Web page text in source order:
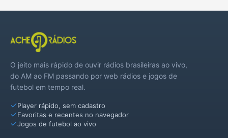
O jeito mais rápido de ouvir rádios brasileiras ao vivo,
do AM ao FM passando por web rádios e jogos de
futebol em tempo real.
Player rápido, sem cadastro
Favoritas e recentes no navegador
Jogos de futebol ao vivo